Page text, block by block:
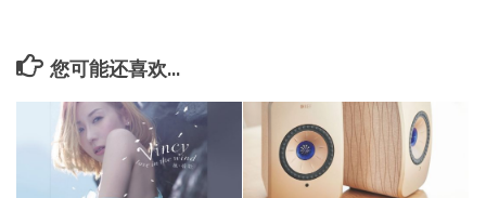
您可能还喜欢...